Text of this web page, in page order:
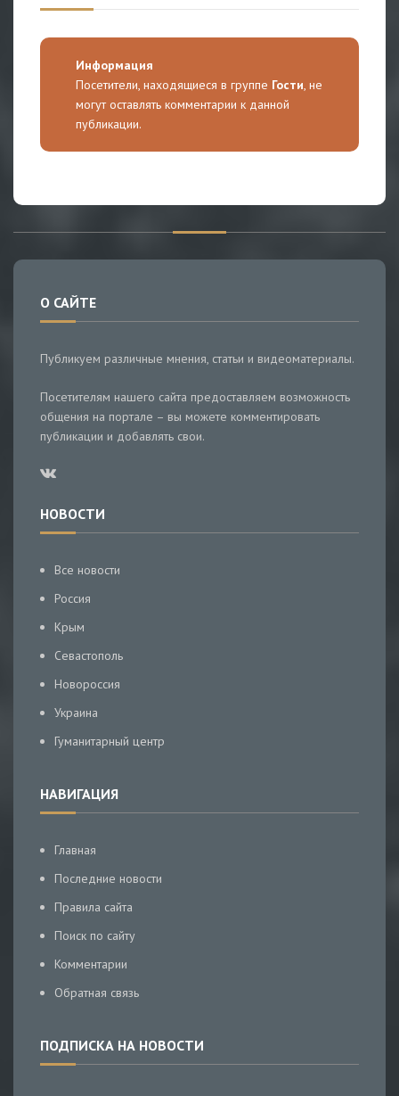
Информация
Посетители, находящиеся в группе Гости, не
могут оставлять комментарии к данной
публикации.
О САЙТЕ
Публикуем различные мнения, статьи и видеоматериалы.
Посетителям нашего сайта предоставляем возможность
общения на портале – вы можете комментировать
публикации и добавлять свои.
НОВОСТИ
Все новости
Россия
Крым
Севастополь
Новороссия
Украина
Гуманитарный центр
НАВИГАЦИЯ
Главная
Последние новости
Правила сайта
Поиск по сайту
Комментарии
Обратная связь
ПОДПИСКА НА НОВОСТИ